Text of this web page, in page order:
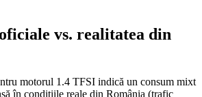
vs. realitatea din
motorul 1.4 TFSI indică un consum mixt
în condițiile reale din România (trafic